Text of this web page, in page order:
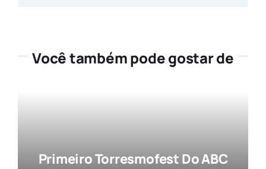
Você também pode gostar de
Primeiro Torresmofest Do ABC